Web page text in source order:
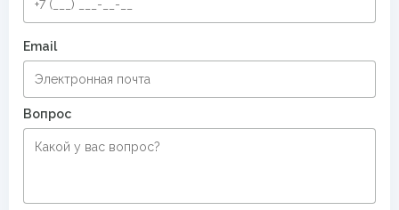
Email
Вопрос